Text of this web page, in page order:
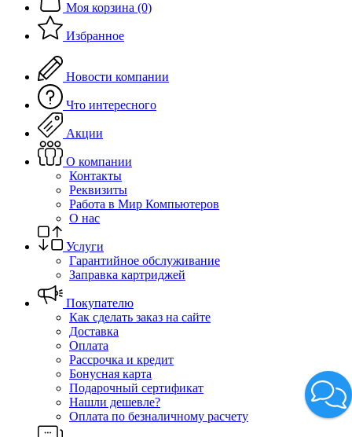
Моя корзина (0)
Избранное
Новости компании
Что интересного
Акции
О компании
Контакты
Реквизиты
Работа в Мир Компьютеров
О нас
Услуги
Гарантийное обслуживание
Заправка картриджей
Покупателю
Как сделать заказ на сайте
Доставка
Оплата
Рассрочка и кредит
Бонусная карта
Подарочный сертификат
Нашли дешевле?
Оплата по безналичному расчету